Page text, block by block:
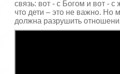
связь: вот - с Богом и вот -
что дети – это не важно. Но
должна разрушить